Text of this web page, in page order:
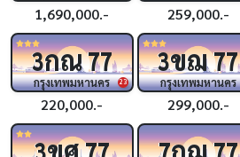
1,690,000.- 259,000.-
23
3กณ77
กรุงเทพมหานคร
220,000.-
3ขฌ77
กรุงเทพมหานคร
299,000.-
ขศ กฌ